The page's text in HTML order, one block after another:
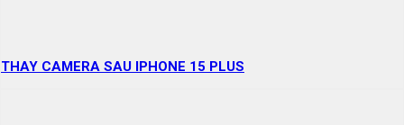
THAY CAMERA SAU IPHONE 15 PLUS